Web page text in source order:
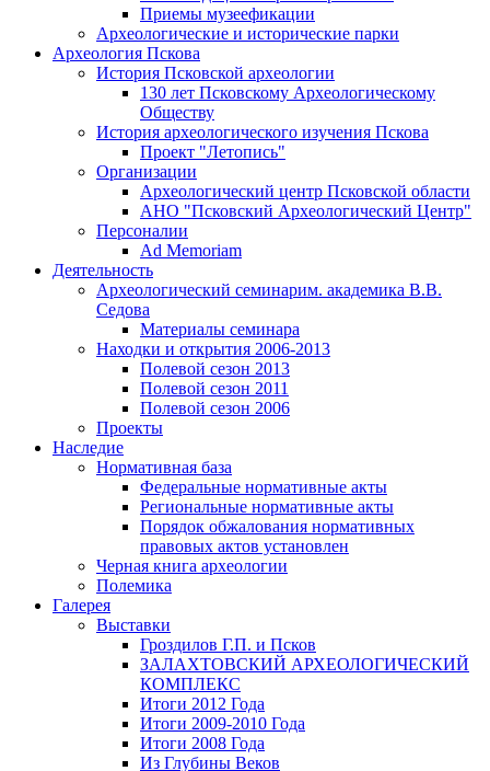
Приемы музеефикации
Археологические и исторические парки
Археология Пскова
История Псковской археологии
130 лет Псковскому Археологическому
Обществу
История археологического изучения Пскова
Проект "Летопись"
Организации
Археологический центр Псковской области
АНО "Псковский Археологический Центр"
Персоналии
Ad Memoriam
Деятельность
Археологический семинарим. академика В.В.
Седова
Материалы семинара
Находки и открытия 2006-2013
Полевой сезон 2013
Полевой сезон 2011
Полевой сезон 2006
Проекты
Наследие
Нормативная база
Федеральные нормативные акты
Региональные нормативные акты
Порядок обжалования нормативных
правовых актов установлен
Черная книга археологии
Полемика
Галерея
Выставки
Гроздилов Г.П. и Псков
ЗАЛАХТОВСКИЙ АРХЕОЛОГИЧЕСКИЙ
КОМПЛЕКС
Итоги 2012 Года
Итоги 2009-2010 Года
Итоги 2008 Года
Из Глубины Веков